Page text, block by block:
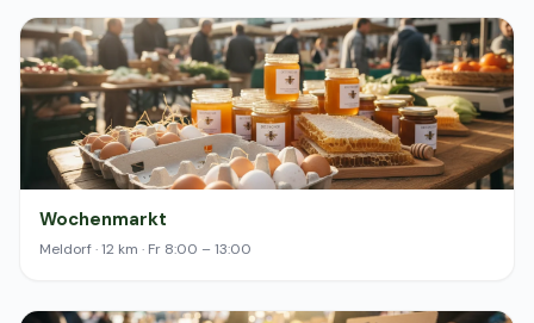
Wochenmarkt
Meldorf · 12 km · Fr 8:00 – 13:00